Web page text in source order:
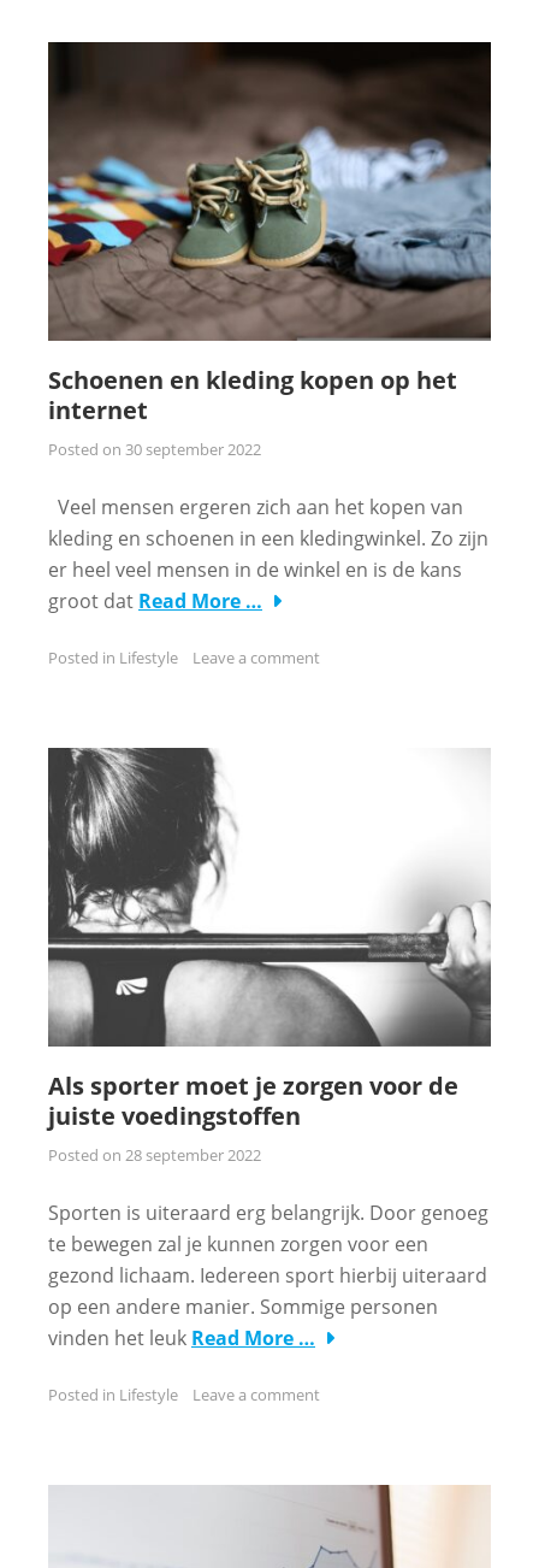
Schoenen en kleding kopen op het
internet
Posted on 30 september 2022
Veel mensen ergeren zich aan het kopen van
kleding en schoenen in een kledingwinkel. Zo zijn
er heel veel mensen in de winkel en is de kans
groot dat Read More …
Posted in Lifestyle Leave a comment
Als sporter moet je zorgen voor de
juiste voedingstoffen
Posted on 28 september 2022
Sporten is uiteraard erg belangrijk. Door genoeg
te bewegen zal je kunnen zorgen voor een
gezond lichaam. Iedereen sport hierbij uiteraard
op een andere manier. Sommige personen
vinden het leuk Read More …
Posted in Lifestyle Leave a comment